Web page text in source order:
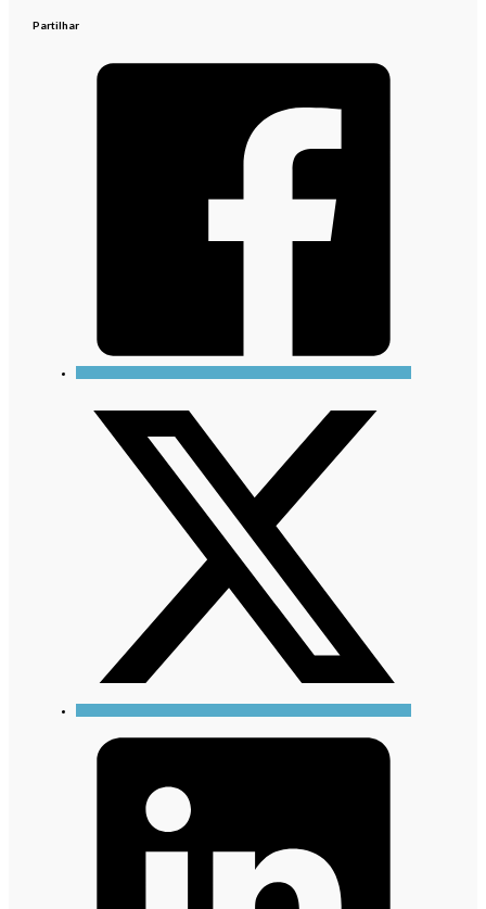
Partilhar